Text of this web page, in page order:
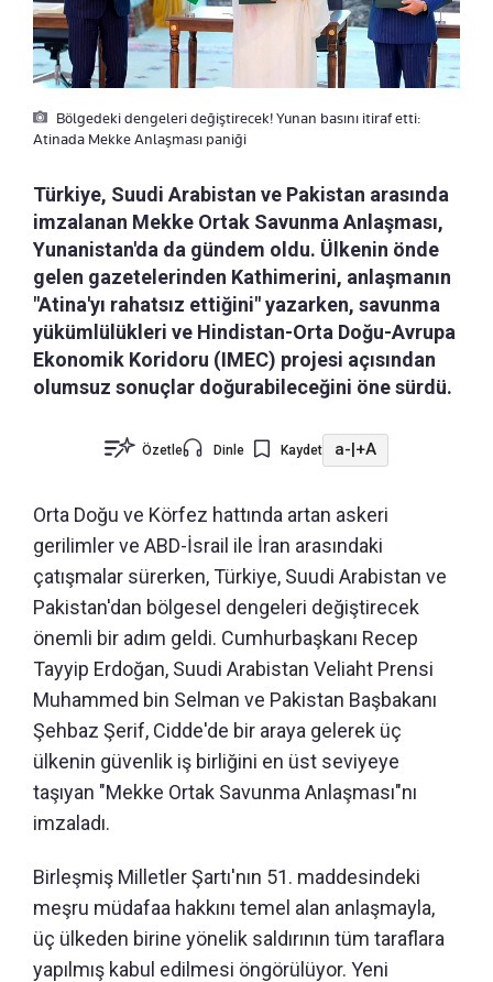
Bölgedeki dengeleri değiştirecek! Yunan basını itiraf etti:
Atinada Mekke Anlaşması paniği
Türkiye, Suudi Arabistan ve Pakistan arasında
imzalanan Mekke Ortak Savunma Anlaşması,
Yunanistan'da da gündem oldu. Ülkenin önde
gelen gazetelerinden Kathimerini, anlaşmanın
"Atina'yı rahatsız ettiğini" yazarken, savunma
yükümlülükleri ve Hindistan-Orta Doğu-Avrupa
Ekonomik Koridoru (IMEC) projesi açısından
olumsuz sonuçlar doğurabileceğini öne sürdü.
Özetle Dinle Kaydet a- +A
Orta Doğu ve Körfez hattında artan askeri
gerilimler ve ABD-İsrail ile İran arasındaki
çatışmalar sürerken, Türkiye, Suudi Arabistan ve
Pakistan'dan bölgesel dengeleri değiştirecek
önemli bir adım geldi. Cumhurbaşkanı Recep
Tayyip Erdoğan, Suudi Arabistan Veliaht Prensi
Muhammed bin Selman ve Pakistan Başbakanı
Şehbaz Şerif, Cidde'de bir araya gelerek üç
ülkenin güvenlik iş birliğini en üst seviyeye
taşıyan "Mekke Ortak Savunma Anlaşması"nı
imzaladı.
Birleşmiş Milletler Şartı'nın 51. maddesindeki
meşru müdafaa hakkını temel alan anlaşmayla,
üç ülkeden birine yönelik saldırının tüm taraflara
yapılmış kabul edilmesi öngörülüyor. Yeni